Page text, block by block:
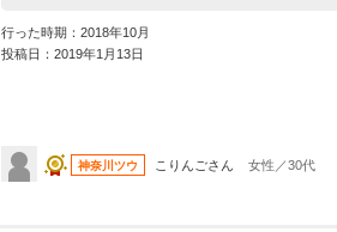
行った時期：2018年10月
投稿日：2019年1月13日
神奈川ツウ こりんごさん 女性／30代